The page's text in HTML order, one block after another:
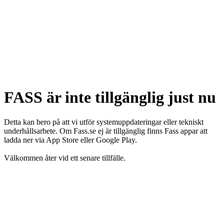
FASS är inte tillgänglig just nu
Detta kan bero på att vi utför systemuppdateringar eller tekniskt
underhållsarbete. Om Fass.se ej är tillgänglig finns Fass appar att
ladda ner via App Store eller Google Play.
Välkommen åter vid ett senare tillfälle.